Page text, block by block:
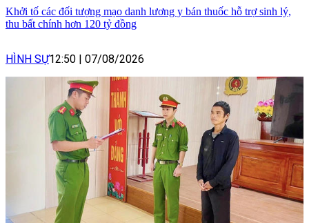
Khởi tố các đối tượng mạo danh lương y bán thuốc hỗ trợ sinh lý,
thu bất chính hơn 120 tỷ đồng
HÌNH SỰ12:50 07/08/2026